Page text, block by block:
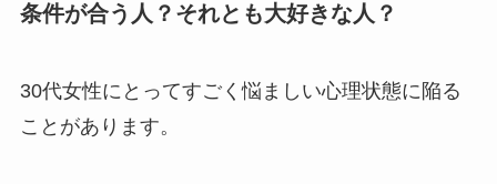
条件が合う人？それとも大好きな人？
30代女性にとってすごく悩ましい心理状態に陥る
ことがあります。